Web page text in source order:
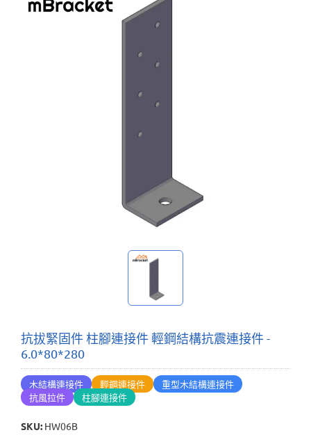
我的詢價
抗拔緊固件 柱腳連接件 輕鋼結構抗震連接件 -
6.0*80*280
木結構連接件 輕鋼連接件
重型木結構連接件
抗風拉件
柱腳連接件
SKU: HW06B